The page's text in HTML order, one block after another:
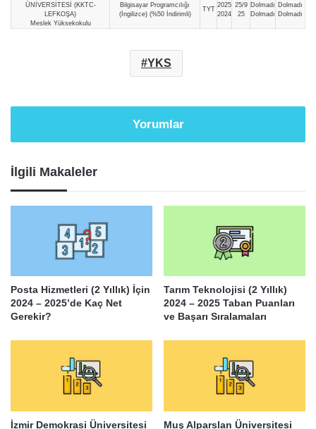
ÜNİVERSİTESİ (KKTC-
LEFKOŞA)
Meslek Yüksekokulu
Bilgisayar Programcılığı
(İngilizce) (%50 İndirimli)
TYT
2025
2024
25/9
25
Dolmadı
Dolmadı
Dolmadı
Dolmadı
YKS
Yorumlar
İlgili Makaleler
Posta Hizmetleri (2 Yıllık) İçin
2024 – 2025’de Kaç Net
Gerekir?
Tarım Teknolojisi (2 Yıllık)
2024 – 2025 Taban Puanları
ve Başarı Sıralamaları
İzmir Demokrasi Üniversitesi Muş Alparslan Üniversitesi